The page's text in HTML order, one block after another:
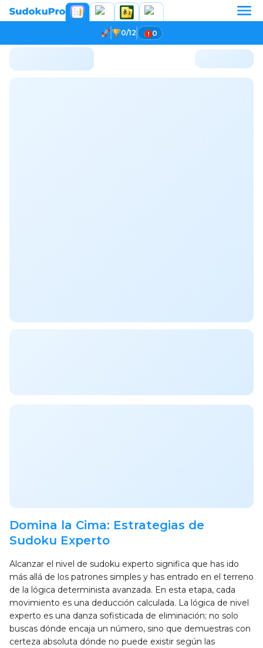
0/12 0
Domina la Cima: Estrategias de
Sudoku Experto
Alcanzar el nivel de sudoku experto significa que has ido
más allá de los patrones simples y has entrado en el terreno
de la lógica determinista avanzada. En esta etapa, cada
movimiento es una deducción calculada. La lógica de nivel
experto es una danza sofisticada de eliminación; no solo
buscas dónde encaja un número, sino que demuestras con
certeza absoluta dónde no puede existir según las